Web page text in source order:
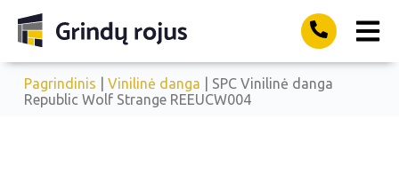
Pagrindinis Vinilinė danga | SPC Vinilinė danga
Republic Wolf Strange REEUCW004